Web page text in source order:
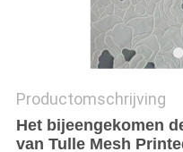
Productomschrijving
Het bijeengekomen
van Tulle Mesh